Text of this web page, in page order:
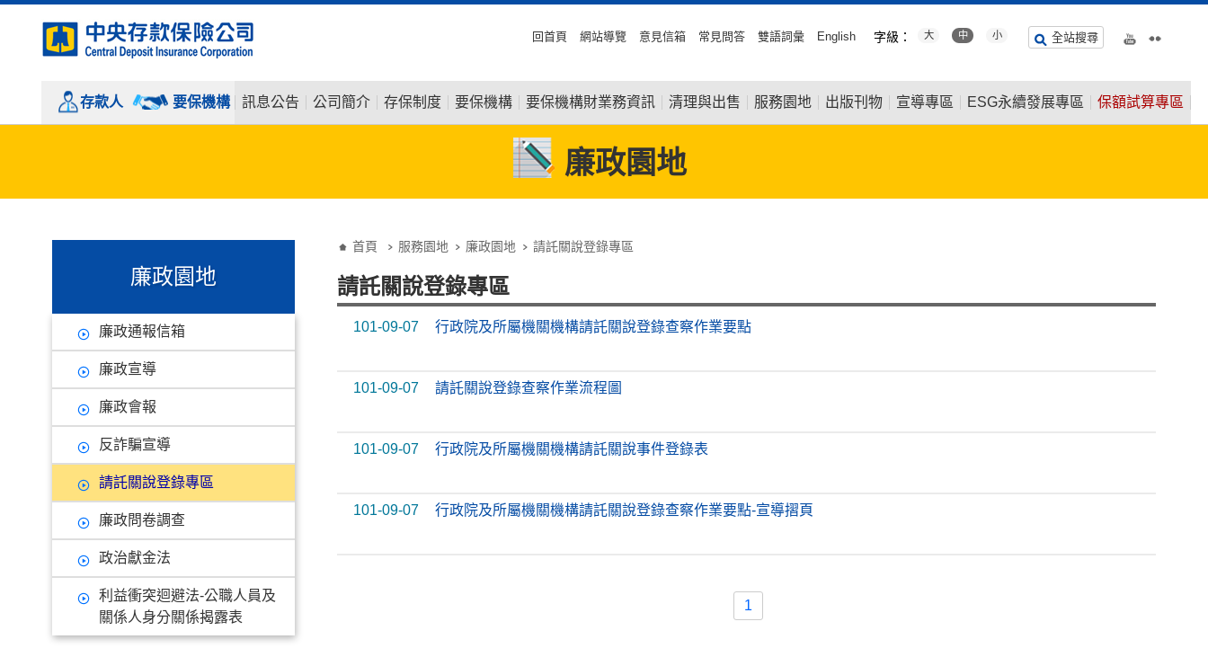
回首頁 網站導覽 意見信箱 常見問答 雙語詞彙 English 字級： 大 中 小 全站搜尋
存款人 要保機構 訊息公告 公司簡介 存保制度 要保機構 要保機構財業務資訊 清理與出售 服務園地 出版刊物 宣導專區 ESG永續發展專區 保額試算專區
廉政園地
廉政園地
廉政通報信箱
廉政宣導
廉政會報
反詐騙宣導
請託關說登錄專區
廉政問卷調查
政治獻金法
利益衝突迴避法-公職人員及
關係人身分關係揭露表
首頁 服務園地 廉政園地 請託關說登錄專區
請託關說登錄專區
101-09-07 行政院及所屬機關機構請託關說登錄查察作業要點
101-09-07 請託關說登錄查察作業流程圖
101-09-07 行政院及所屬機關機構請託關說事件登錄表
101-09-07 行政院及所屬機關機構請託關說登錄查察作業要點-宣導摺頁
1